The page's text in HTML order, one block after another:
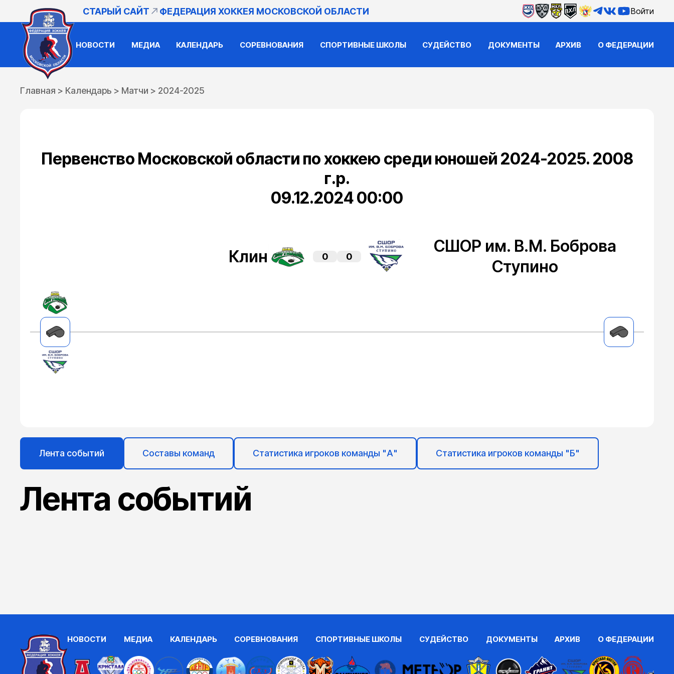
СТАРЫЙ САЙТ ФЕДЕРАЦИЯ ХОККЕЯ МОСКОВСКОЙ ОБЛАСТИ Войти
НОВОСТИ МЕДИА КАЛЕНДАРЬ СОРЕВНОВАНИЯ СПОРТИВНЫЕ ШКОЛЫ СУДЕЙСТВО ДОКУМЕНТЫ АРХИВ О ФЕДЕРАЦИИ
Главная > Календарь > Матчи > 2024-2025
Первенство Московской области по хоккею среди юношей 2024-2025. 2008
г.р.
09.12.2024 00:00
Клин 0 0
СШОР им. В.М. Боброва
Ступино
Лента событий Составы команд Статистика игроков команды "А" Статистика игроков команды "Б"
Лента событий
НОВОСТИ МЕДИА КАЛЕНДАРЬ СОРЕВНОВАНИЯ СПОРТИВНЫЕ ШКОЛЫ СУДЕЙСТВО ДОКУМЕНТЫ АРХИВ О ФЕДЕРАЦИИ